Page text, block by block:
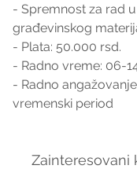
- Spremnost za rad
građevinskog
- Plata: 50.000 rsd.
- Radno vreme: 06-
- Radno
vremenski period
Zainteresovani